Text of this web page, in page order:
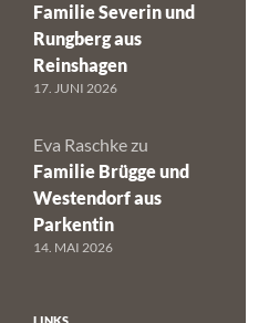
Familie Severin und
Rungberg aus
Reinshagen
17. JUNI 2026
Eva Raschke zu
Familie Brügge und
Westendorf aus
Parkentin
14. MAI 2026